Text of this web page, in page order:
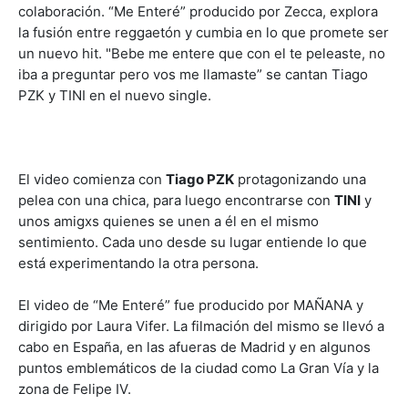
colaboración. “Me Enteré” producido por Zecca, explora
la fusión entre reggaetón y cumbia en lo que promete ser
un nuevo hit. "Bebe me entere que con el te peleaste, no
iba a preguntar pero vos me llamaste” se cantan Tiago
PZK y TINI en el nuevo single.
El video comienza con Tiago PZK protagonizando una
pelea con una chica, para luego encontrarse con TINI y
unos amigxs quienes se unen a él en el mismo
sentimiento. Cada uno desde su lugar entiende lo que
está experimentando la otra persona.
El video de “Me Enteré” fue producido por MAÑANA y
dirigido por Laura Vifer. La filmación del mismo se llevó a
cabo en España, en las afueras de Madrid y en algunos
puntos emblemáticos de la ciudad como La Gran Vía y la
zona de Felipe IV.